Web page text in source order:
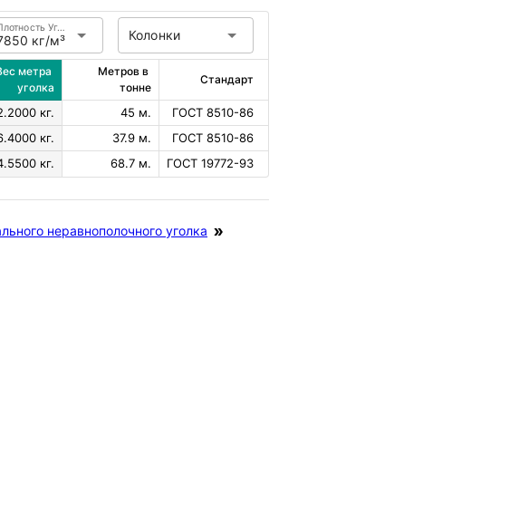
кг/м³
Плотность Углеродистая сталь Колонки
метра
уголка
Метров в
тонне
Стандарт
кг. 45 м.
ГОСТ 8510-86
кг. 37.9 м.
ГОСТ 8510-86
кг. 68.7 м. ГОСТ 19772-93
неравнополочного уголка